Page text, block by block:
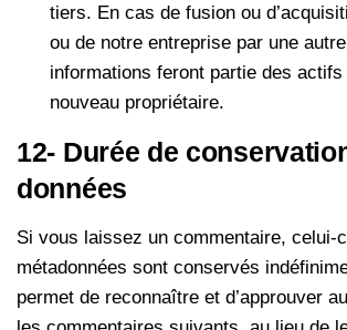
tiers. En cas de fusion ou
ou de notre entreprise par une
informations feront partie des
nouveau propriétaire.
12- Durée de
données
Si vous laissez un commentaire, celui-
métadonnées sont conservés
permet de reconnaître et d’approuver